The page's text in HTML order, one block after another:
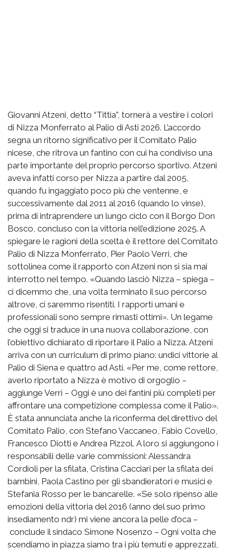
Giovanni Atzeni, detto “Tittia”, tornerà a vestire i colori
di Nizza Monferrato al Palio di Asti 2026. L’accordo
segna un ritorno significativo per il Comitato Palio
nicese, che ritrova un fantino con cui ha condiviso una
parte importante del proprio percorso sportivo. Atzeni
aveva infatti corso per Nizza a partire dal 2005,
quando fu ingaggiato poco più che ventenne, e
successivamente dal 2011 al 2016 (quando lo vinse),
prima di intraprendere un lungo ciclo con il Borgo Don
Bosco, concluso con la vittoria nell’edizione 2025. A
spiegare le ragioni della scelta è il rettore del Comitato
Palio di Nizza Monferrato, Pier Paolo Verri, che
sottolinea come il rapporto con Atzeni non si sia mai
interrotto nel tempo. «Quando lasciò Nizza – spiega –
ci dicemmo che, una volta terminato il suo percorso
altrove, ci saremmo risentiti. I rapporti umani e
professionali sono sempre rimasti ottimi». Un legame
che oggi si traduce in una nuova collaborazione, con
l’obiettivo dichiarato di riportare il Palio a Nizza. Atzeni
arriva con un curriculum di primo piano: undici vittorie al
Palio di Siena e quattro ad Asti. «Per me, come rettore,
averlo riportato a Nizza è motivo di orgoglio –
aggiunge Verri – Oggi è uno dei fantini più completi per
affrontare una competizione complessa come il Palio».
È stata annunciata anche la riconferma del direttivo del
Comitato Palio, con Stefano Vaccaneo, Fabio Covello,
Francesco Diotti e Andrea Pizzol. A loro si aggiungono i
responsabili delle varie commissioni: Alessandra
Cordioli per la sfilata, Cristina Cacciari per la sfilata dei
bambini, Paola Castino per gli sbandieratori e musici e
Stefania Rosso per le bancarelle. «Se solo ripenso alle
emozioni della vittoria del 2016 (anno del suo primo
insediamento ndr) mi viene ancora la pelle d’oca –
conclude il sindaco Simone Nosenzo – Ogni volta che
scendiamo in piazza siamo tra i più temuti e apprezzati,